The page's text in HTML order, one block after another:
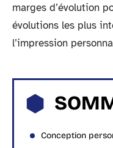
marges d’évolution
évolutions les plus
l’impression
Conception